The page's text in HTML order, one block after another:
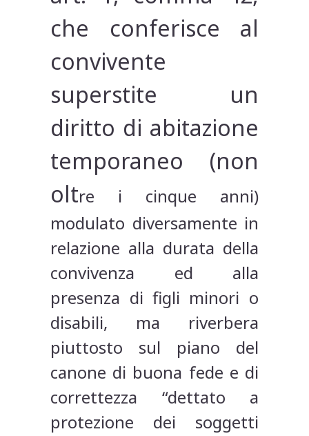
che conferisce al
convivente
superstite un
diritto di abitazione
temporaneo (non
oltre i cinque anni)
modulato diversamente in
relazione alla durata della
convivenza ed alla
presenza di figli minori o
disabili, ma riverbera
piuttosto sul piano del
canone di buona fede e di
correttezza “dettato a
protezione dei soggetti